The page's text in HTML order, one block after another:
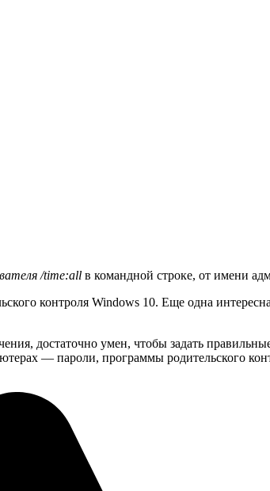
/time:all в командной строке, от имени
контроля Windows 10. Еще одна
достаточно умен, чтобы задать
— пароли, программы родительского